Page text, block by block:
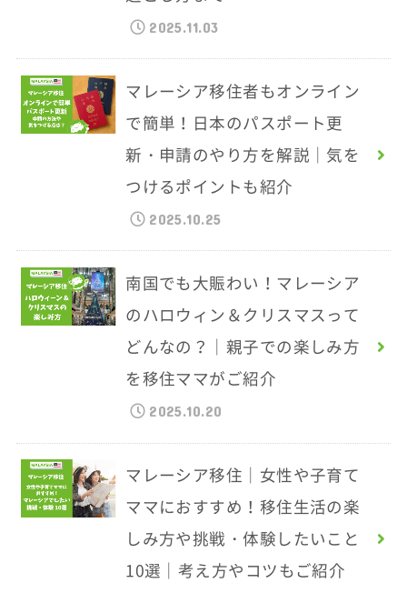
2025.11.03
マレーシア移住者もオンライン
で簡単！日本のパスポート更
新・申請のやり方を解説｜気を
つけるポイントも紹介
2025.10.25
南国でも大賑わい！マレーシア
のハロウィン＆クリスマスって
どんなの？｜親子での楽しみ方
を移住ママがご紹介
2025.10.20
マレーシア移住｜女性や子育て
ママにおすすめ！移住生活の楽
しみ方や挑戦・体験したいこと
10選｜考え方やコツもご紹介